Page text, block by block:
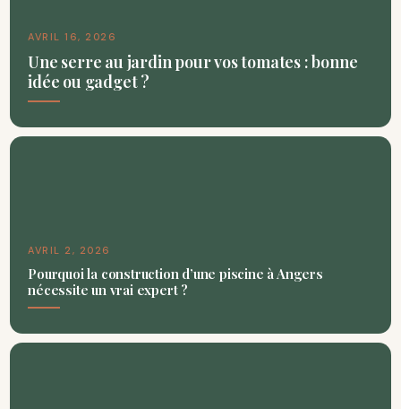
AVRIL 16, 2026
Une serre au jardin pour vos tomates : bonne
idée ou gadget ?
AVRIL 2, 2026
Pourquoi la construction d’une piscine à Angers
nécessite un vrai expert ?